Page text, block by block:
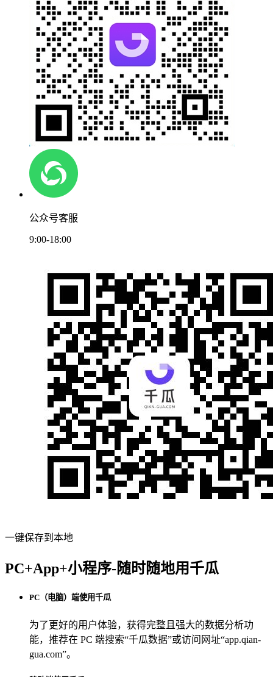
公众号客服
9:00-18:00
一键保存到本地
PC+App+小程序-随时随地用千瓜
PC（电脑）端使用千瓜
为了更好的用户体验，获得完整且强大的数据分析功
能，推荐在 PC 端搜索“千瓜数据”或访问网址“app.qian-
gua.com”。